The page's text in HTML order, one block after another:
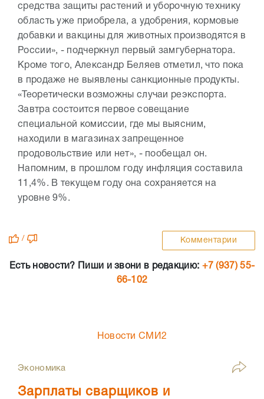
средства защиты растений и уборочную технику
область уже приобрела, а удобрения, кормовые
добавки и вакцины для животных производятся в
России», - подчеркнул первый замгубернатора.
Кроме того, Александр Беляев отметил, что пока
в продаже не выявлены санкционные продукты.
«Теоретически возможны случаи реэкспорта.
Завтра состоится первое совещание
специальной комиссии, где мы выясним,
находили в магазинах запрещенное
продовольствие или нет», - пообещал он.
Напомним, в прошлом году инфляция составила
11,4%. В текущем году она сохраняется на
уровне 9%.
/ Комментарии
Есть новости? Пиши и звони в редакцию: +7 (937) 55-
66-102
Новости СМИ2
Экономика
Зарплаты сварщиков и